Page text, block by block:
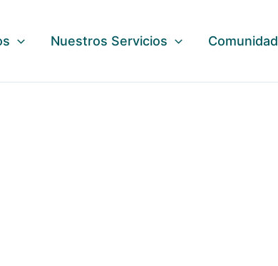
Nuestros Servicios Comunidad